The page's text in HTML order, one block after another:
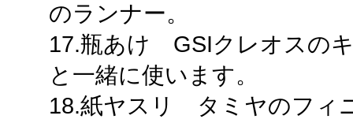
のランナー。
17.瓶あけ GSIクレオスの
と一緒に使います。
18.紙ヤスリ タミヤのフィ